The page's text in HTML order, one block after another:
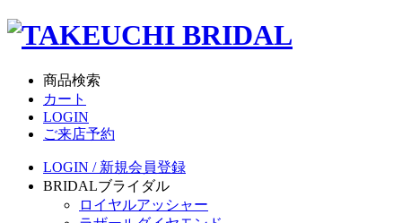
商品検索
カート
LOGIN
ご来店予約
LOGIN / 新規会員登録
BRIDALブライダル
ロイヤルアッシャー